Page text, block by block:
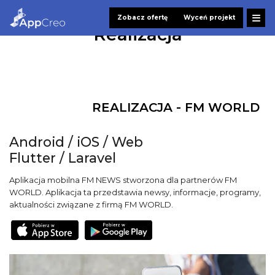
Zobacz ofertę Wyceń projekt
Realizacja
REALIZACJA - FM WORLD
Android / iOS / Web
Flutter / Laravel
Aplikacja mobilna FM NEWS stworzona dla partnerów FM
WORLD. Aplikacja ta przedstawia newsy, informacje, programy,
aktualności związane z firmą FM WORLD.